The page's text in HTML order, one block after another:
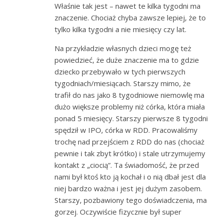
Właśnie tak jest – nawet te kilka tygodni ma
znaczenie. Chociaż chyba zawsze lepiej, że to
tylko kilka tygodni a nie miesięcy czy lat.
Na przykładzie własnych dzieci mogę też
powiedzieć, że duże znaczenie ma to gdzie
dziecko przebywało w tych pierwszych
tygodniach/miesiącach. Starszy mimo, że
trafił do nas jako 8 tygodniowe niemowlę ma
dużo większe problemy niż córka, która miała
ponad 5 miesięcy. Starszy pierwsze 8 tygodni
spędził w IPO, córka w RDD. Pracowaliśmy
trochę nad przejściem z RDD do nas (chociaż
pewnie i tak zbyt krótko) i stale utrzymujemy
kontakt z „ciocią”. Ta świadomość, że przed
nami był ktoś kto ją kochał i o nią dbał jest dla
niej bardzo ważna i jest jej dużym zasobem.
Starszy, pozbawiony tego doświadczenia, ma
gorzej. Oczywiście fizycznie był super